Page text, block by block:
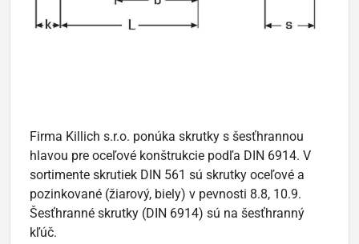
Firma Killich s.r.o. ponúka skrutky s šesťhrannou
hlavou pre oceľové konštrukcie podľa DIN 6914. V
sortimente skrutiek DIN 561 sú skrutky oceľové a
pozinkované (žiarový, biely) v pevnosti 8.8, 10.9.
Šesťhranné skrutky (DIN 6914) sú na šesťhranný
kľúč.